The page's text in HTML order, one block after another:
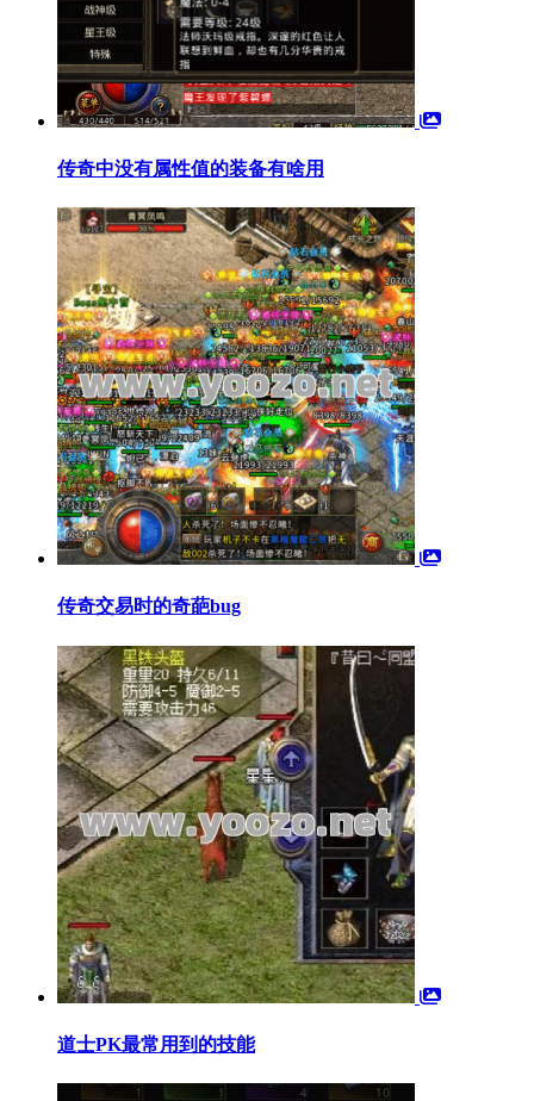
传奇中没有属性值的装备有啥用
传奇交易时的奇葩bug
道士PK最常用到的技能